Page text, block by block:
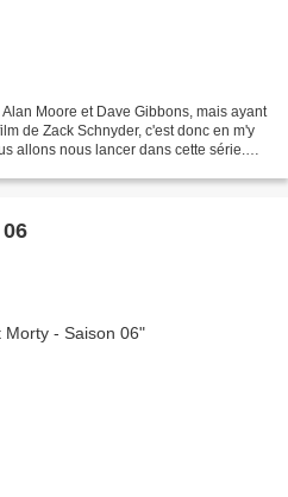
Moore et Dave Gibbons, mais ayant
de Zack Schnyder, c'est donc en m'y
allons nous lancer dans cette série.